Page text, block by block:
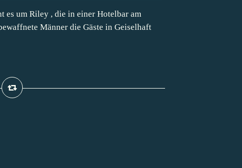
es um Riley , die in einer Hotelbar am
Männer die Gäste in Geiselhaft